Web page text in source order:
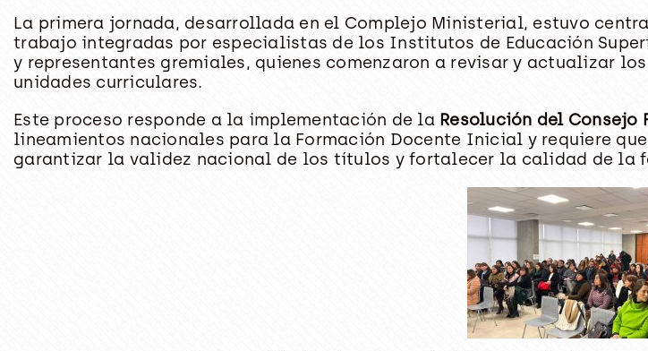
La primera jornada, desarrollada en el Complejo Ministerial, estuvo
trabajo integradas por especialistas de los Institutos de Educación
y representantes gremiales, quienes comenzaron a revisar y actualizar
unidades curriculares.
Este proceso responde a la implementación de la Resolución del Consejo
lineamientos nacionales para la Formación Docente Inicial y requiere
garantizar la validez nacional de los títulos y fortalecer la calidad de la